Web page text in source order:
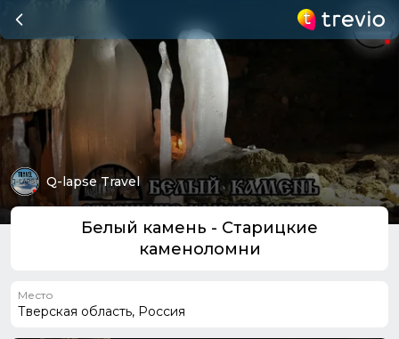
Q-lapse Travel
Белый камень - Старицкие
каменоломни
Место
Тверская область, Россия